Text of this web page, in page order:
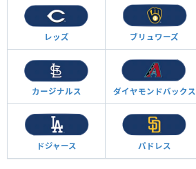
レッズ ブリュワーズ
カージナルス ダイヤモンドバックス
ドジャース パドレス